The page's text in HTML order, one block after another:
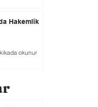
Hakemlik
okunur